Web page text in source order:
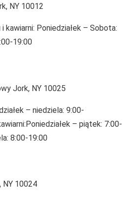
NY 10012
kawiarni: Poniedziałek – Sobota:
19:00
Jork, NY 10025
– niedziela: 9:00-
– piątek: 7:00-
8:00-19:00
NY 10024